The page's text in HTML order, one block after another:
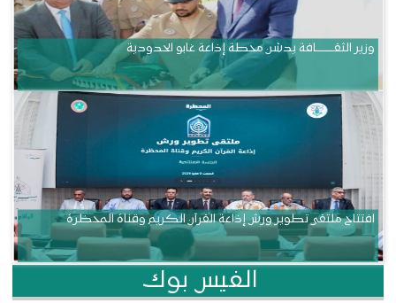
وزير الثقــــــــــافة يدشن محطة إذاعة غابو الحدودية
افتتاح ملتقى تطوير ورش إذاعة القرآن الكريم وقناة المحظرة
الفيس بوك